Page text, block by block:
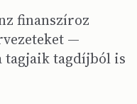
finanszíroz
—
tagjaik tagdíjból is